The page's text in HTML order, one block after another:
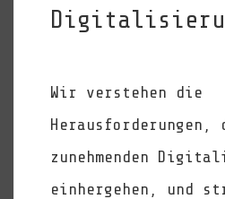
Wir verstehen die
zunehmenden
einhergehen, und